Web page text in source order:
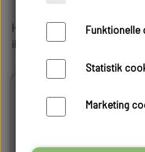
Her er der sådan lidt
ikke helt kan få sin egen
Funktionelle
Statistik
Marketing